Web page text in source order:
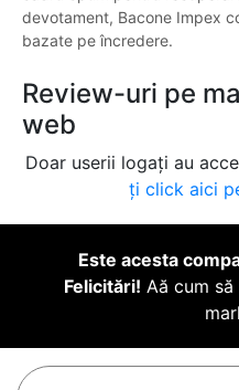
devotament, Bacone Impex
bazate pe încredere.
Review-uri pe
web
Doar userii logați au
ți click aici
Este acesta
Felicitări! Aă cum